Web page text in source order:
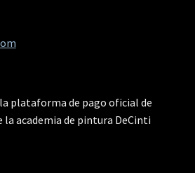
plataforma de pago oficial de
la academia de pintura DeCinti